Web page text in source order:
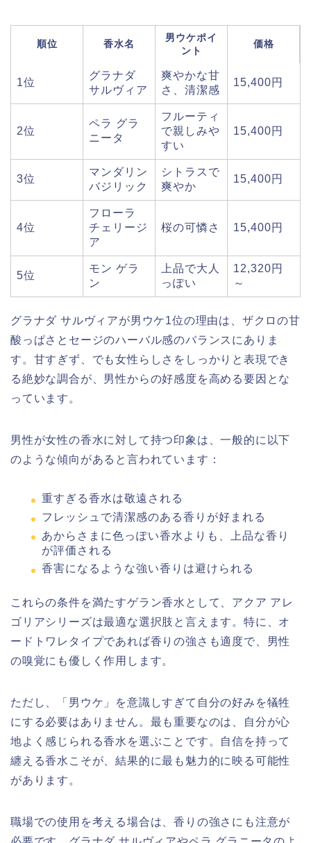
順位 香水名
男ウケポイ
ント
価格
1位
グラナダ
サルヴィア
爽やかな甘
さ、清潔感
15,400円
2位
ペラ グラ
ニータ
フルーティ
で親しみや
すい
15,400円
3位
マンダリン
バジリック
シトラスで
爽やか
15,400円
4位
フローラ
チェリージ
ア
桜の可憐さ 15,400円
5位
モン ゲラ
ン
上品で大人
っぽい
12,320円
～
グラナダ サルヴィアが男ウケ1位の理由は、ザクロの甘
酸っぱさとセージのハーバル感のバランスにありま
す。甘すぎず、でも女性らしさをしっかりと表現でき
る絶妙な調合が、男性からの好感度を高める要因とな
っています。
男性が女性の香水に対して持つ印象は、一般的に以下
のような傾向があると言われています：
重すぎる香水は敬遠される
フレッシュで清潔感のある香りが好まれる
あからさまに色っぽい香水よりも、上品な香り
が評価される
香害になるような強い香りは避けられる
これらの条件を満たすゲラン香水として、アクア アレ
ゴリアシリーズは最適な選択肢と言えます。特に、オ
ードトワレタイプであれば香りの強さも適度で、男性
の嗅覚にも優しく作用します。
ただし、「男ウケ」を意識しすぎて自分の好みを犠牲
にする必要はありません。最も重要なのは、自分が心
地よく感じられる香水を選ぶことです。自信を持って
纏える香水こそが、結果的に最も魅力的に映る可能性
があります。
職場での使用を考える場合は、香りの強さにも注意が